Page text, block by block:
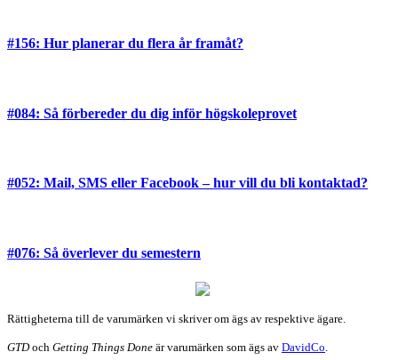
#156: Hur planerar du flera år framåt?
#084: Så förbereder du dig inför högskoleprovet
#052: Mail, SMS eller Facebook – hur vill du bli kontaktad?
#076: Så överlever du semestern
Rättigheterna till de varumärken vi skriver om ägs av respektive ägare.
GTDoch Getting Things Done är varumärken som ägs av DavidCo.